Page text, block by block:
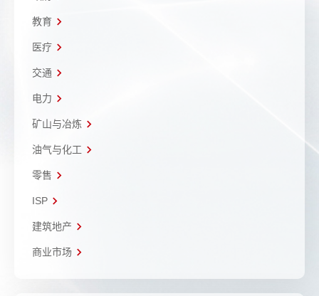
教育
医疗
交通
电力
矿山与冶炼
油气与化工
零售
ISP
建筑地产
商业市场